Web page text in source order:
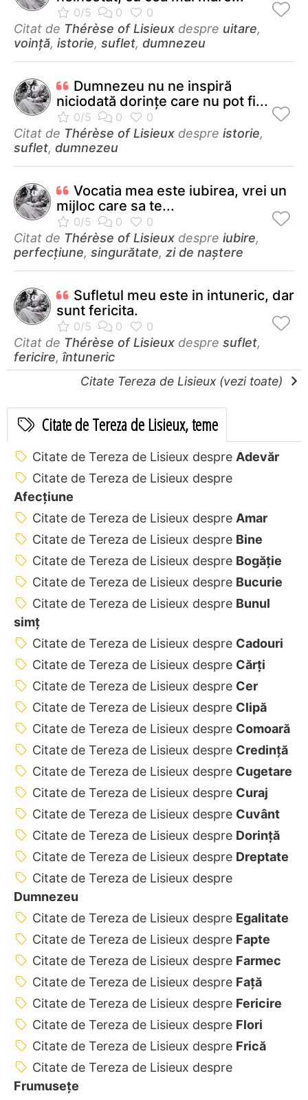
Citat de Thérèse of Lisieux despre uitare,
voință, istorie, suflet, dumnezeu
Dumnezeu nu ne inspiră
niciodată dorinţe care nu pot fi...
Citat de Thérèse of Lisieux despre istorie,
suflet, dumnezeu
Vocatia mea este iubirea, vrei un
mijloc care sa te...
Citat de Thérèse of Lisieux despre iubire,
perfecţiune, singurătate, zi de naștere
Sufletul meu este in intuneric, dar
sunt fericita.
Citat de Thérèse of Lisieux despre suflet,
fericire, întuneric
Citate Tereza de Lisieux (vezi toate)
Citate de Tereza de Lisieux, teme
Citate de Tereza de Lisieux despre Adevăr
Citate de Tereza de Lisieux despre
Afecțiune
Citate de Tereza de Lisieux despre Amar
Citate de Tereza de Lisieux despre Bine
Citate de Tereza de Lisieux despre Bogăție
Citate de Tereza de Lisieux despre Bucurie
Citate de Tereza de Lisieux despre Bunul
simț
Citate de Tereza de Lisieux despre Cadouri
Citate de Tereza de Lisieux despre Cărți
Citate de Tereza de Lisieux despre Cer
Citate de Tereza de Lisieux despre Clipă
Citate de Tereza de Lisieux despre Comoară
Citate de Tereza de Lisieux despre Credință
Citate de Tereza de Lisieux despre Cugetare
Citate de Tereza de Lisieux despre Curaj
Citate de Tereza de Lisieux despre Cuvânt
Citate de Tereza de Lisieux despre Dorință
Citate de Tereza de Lisieux despre Dreptate
Citate de Tereza de Lisieux despre
Dumnezeu
Citate de Tereza de Lisieux despre Egalitate
Citate de Tereza de Lisieux despre Fapte
Citate de Tereza de Lisieux despre Farmec
Citate de Tereza de Lisieux despre Față
Citate de Tereza de Lisieux despre Fericire
Citate de Tereza de Lisieux despre Flori
Citate de Tereza de Lisieux despre Frică
Citate de Tereza de Lisieux despre
Frumusețe